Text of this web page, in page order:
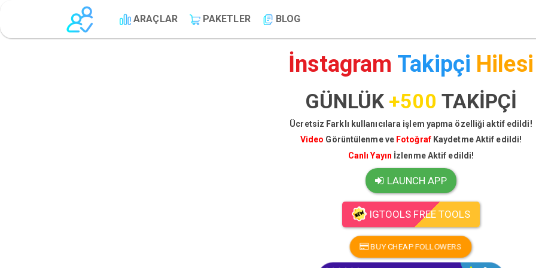
ARAÇLAR PAKETLER BLOG
İnstagram Takipçi Hilesi
GÜNLÜK +500 TAKİPÇİ
Ücretsiz Farklı kullanıcılara işlem yapma özelliği aktif edildi!
Video Görüntülenme ve Fotoğraf Kaydetme Aktif edildi!
Canlı Yayın İzlenme Aktif edildi!
LAUNCH APP
IGTOOLS FREE TOOLS
BUY CHEAP FOLLOWERS